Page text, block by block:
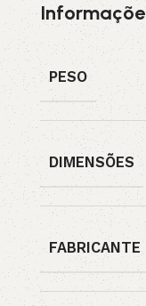
PESO
DIMENSÕES
FABRICANTE